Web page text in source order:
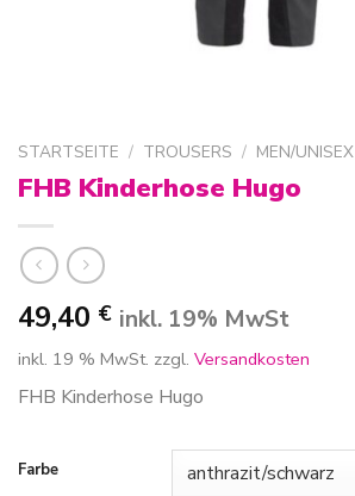
STARTSEITE / TROUSERS / MEN/UNISEX
FHB Kinderhose Hugo
49,40 € inkl. 19% MwSt
inkl. 19 % MwSt. zzgl. Versandkosten
FHB Kinderhose Hugo
Farbe